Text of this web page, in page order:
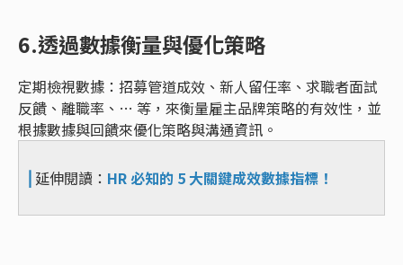
6.透過數據衡量與優化策略
定期檢視數據：招募管道成效、新人留任率、求職者面試
反饋、離職率、… 等，來衡量雇主品牌策略的有效性，並
根據數據與回饋來優化策略與溝通資訊。
⎜ 延伸閱讀： HR 必知的 5 大關鍵成效數據指標！